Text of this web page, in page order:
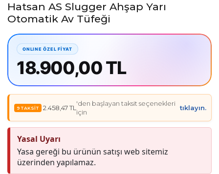
Hatsan AS Slugger Ahşap Yarı
Otomatik Av Tüfeği
18.900,00 TL
2.458,47 TL
'den başlayan taksit seçenekleri
için
tıklayın.
Yasal Uyarı
Yasa gereği bu ürünün satışı web sitemiz
üzerinden yapılamaz.